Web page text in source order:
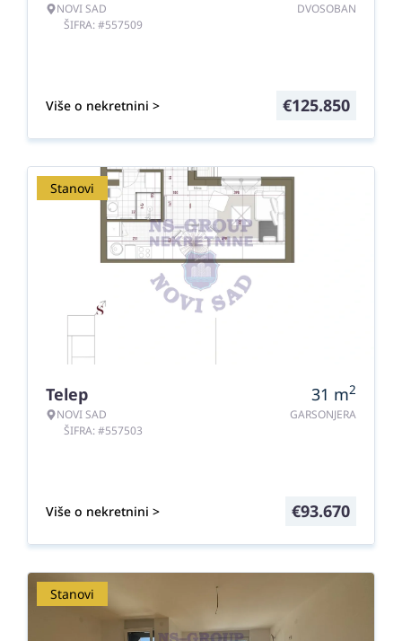
NOVI SAD
ŠIFRA: #557509
DVOSOBAN
Više o nekretnini > €125.850
Stanovi
Telep
NOVI SAD
ŠIFRA: #557503
31 m2
GARSONJERA
Više o nekretnini > €93.670
Stanovi